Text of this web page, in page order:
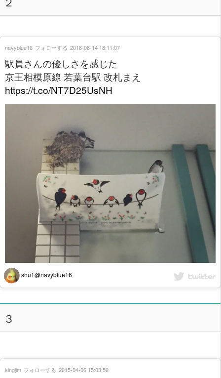
駅員さんの優しさを感じた
京王相模原線 若葉台駅 改札まえ
https://t.co/NT7D25UsNH
shu1@navyblue16
navyblue16 フォローする 2016-06-14 18:11:07
３
kingjim フォローする 2015-04-06 15:03:59